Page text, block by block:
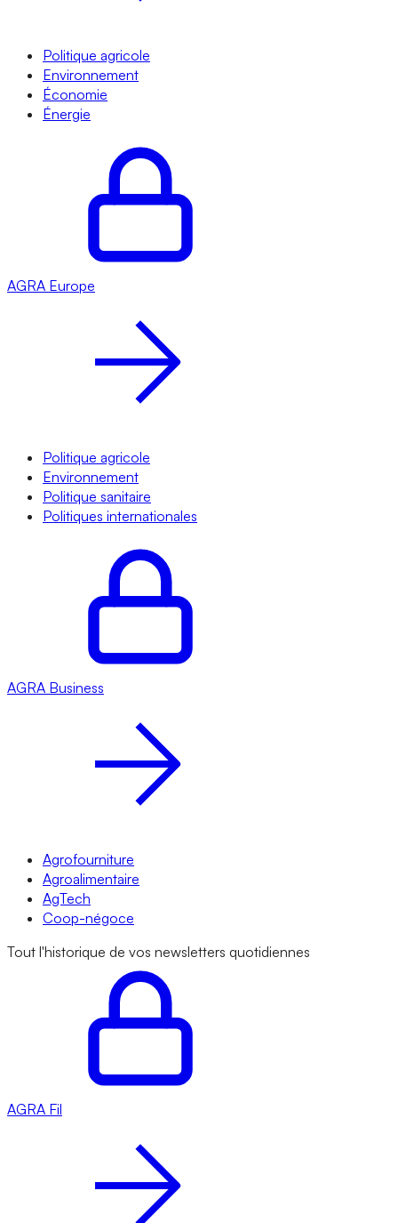
Politique agricole
Environnement
Économie
Énergie
AGRA Europe
Politique agricole
Environnement
Politique sanitaire
Politiques internationales
AGRA Business
Agrofourniture
Agroalimentaire
AgTech
Coop-négoce
Tout l'historique de vos newsletters quotidiennes
AGRA Fil